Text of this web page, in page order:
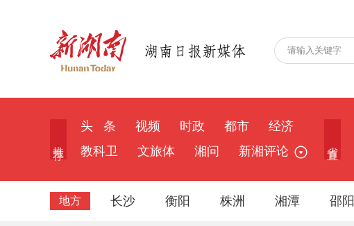
头 条 视频 时政 都市
经济
教科卫
文旅体 湘问 新湘评论
地方 长沙 衡阳 株洲 湘潭 邵阳